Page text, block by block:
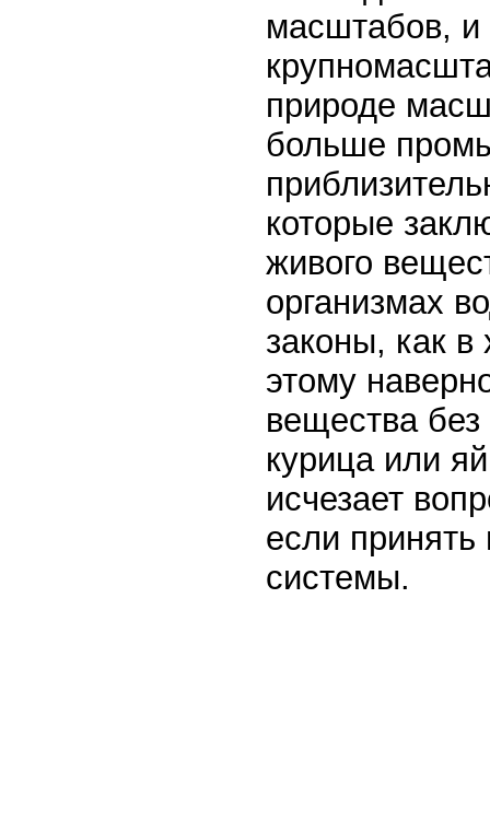
масштабов, и
природе
больше
которые
живого
организмах
законы, как в
этому
вещества
курица или
исчезает
если
системы.